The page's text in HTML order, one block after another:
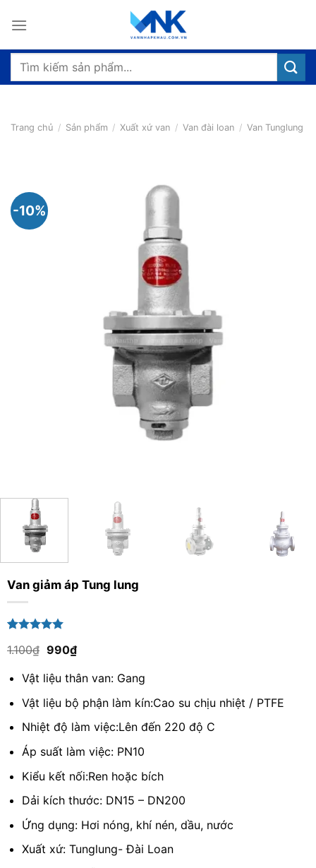
qua
dung
Tìm
Trang chủ / Sản phẩm / Xuất xứ van / Van đài loan / Van Tunglung
-10%
Van giảm áp Tung lung
dựa trên
1.100₫ Giá
là:
1.100₫.
990₫Giá
hiện
tại
là:
Vật liệu thân van: Gang
Vật liệu bộ phận làm kín:Cao su chịu nhiệt / PTFE
Nhiệt độ làm việc:Lên đến 220 độ C
Áp suất làm việc: PN10
Kiểu kết nối:Ren hoặc bích
Dải kích thước: DN15 – DN200
Ứng dụng: Hơi nóng, khí nén, dầu, nước
Xuất xứ: Tunglung- Đài Loan